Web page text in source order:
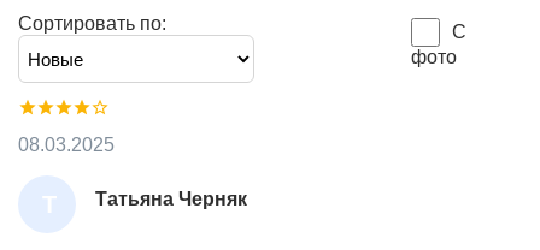
Сортировать по:
С
фото
Т
А
Татьяна Черняк
08.03.2025